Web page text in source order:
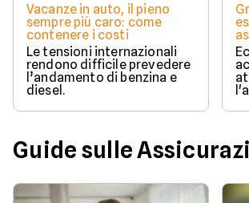
Vacanze in auto, il pieno
sempre più caro: come
contenere i costi
Le tensioni internazionali
rendono difficile prevedere
l’andamento di benzina e
diesel.
Guide sulle